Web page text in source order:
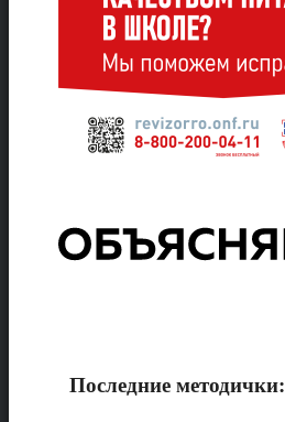
Последние методички: